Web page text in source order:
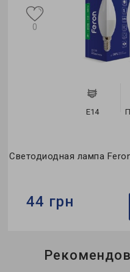
E14
Светодиодная лампа
0
44 грн
Бренд:Feron
С-тип